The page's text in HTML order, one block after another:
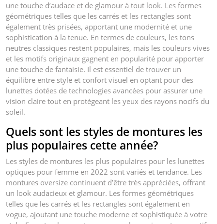
une touche d’audace et de glamour à tout look. Les formes
géométriques telles que les carrés et les rectangles sont
également très prisées, apportant une modernité et une
sophistication à la tenue. En termes de couleurs, les tons
neutres classiques restent populaires, mais les couleurs vives
et les motifs originaux gagnent en popularité pour apporter
une touche de fantaisie. Il est essentiel de trouver un
équilibre entre style et confort visuel en optant pour des
lunettes dotées de technologies avancées pour assurer une
vision claire tout en protégeant les yeux des rayons nocifs du
soleil.
Quels sont les styles de montures les
plus populaires cette année?
Les styles de montures les plus populaires pour les lunettes
optiques pour femme en 2022 sont variés et tendance. Les
montures oversize continuent d’être très appréciées, offrant
un look audacieux et glamour. Les formes géométriques
telles que les carrés et les rectangles sont également en
vogue, ajoutant une touche moderne et sophistiquée à votre